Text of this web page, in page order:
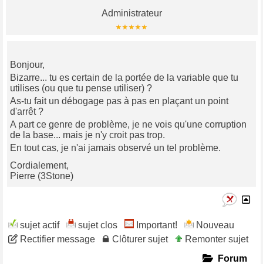
Administrateur
Bonjour,
Bizarre... tu es certain de la portée de la variable que tu
utilises (ou que tu pense utiliser) ?
As-tu fait un débogage pas à pas en plaçant un point
d'arrêt ?
A part ce genre de problème, je ne vois qu'une corruption
de la base... mais je n'y croit pas trop.
En tout cas, je n'ai jamais observé un tel problème.
Cordialement,
Pierre (3Stone)
sujet actif sujet clos Important!
Nouveau
Rectifier message
Clôturer sujet
Remonter sujet
Forum